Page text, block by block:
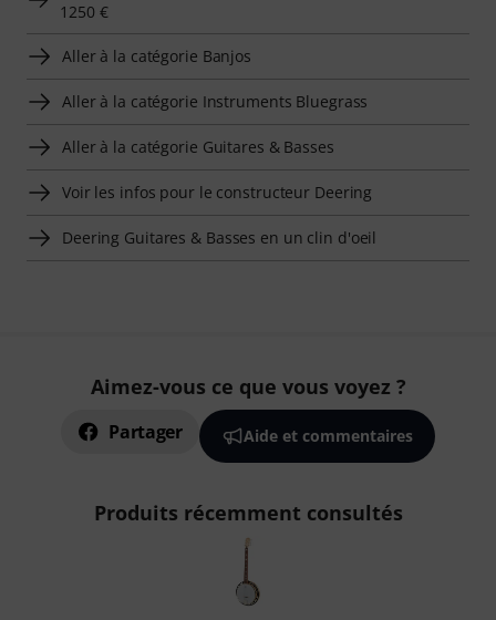
1250 €
Aller à la catégorie Banjos
Aller à la catégorie Instruments Bluegrass
Aller à la catégorie Guitares & Basses
Voir les infos pour le constructeur Deering
Deering Guitares & Basses en un clin d'oeil
Aimez-vous ce que vous voyez ?
Partager Aide et commentaires
Produits récemment consultés